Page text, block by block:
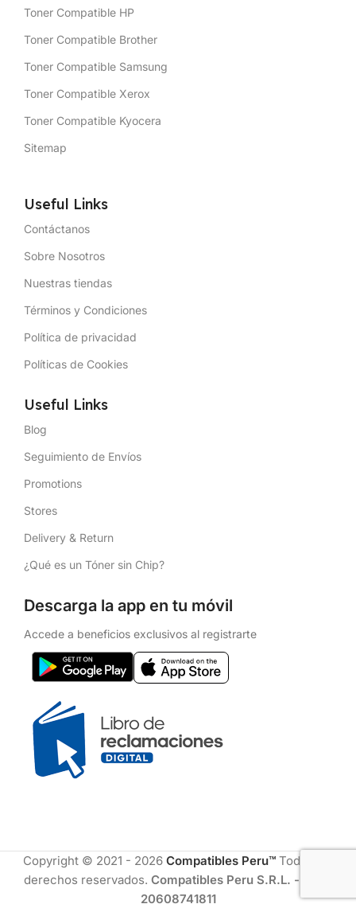
Toner Compatible HP
Toner Compatible Brother
Toner Compatible Samsung
Toner Compatible Xerox
Toner Compatible Kyocera
Sitemap
Useful Links
Contáctanos
Sobre Nosotros
Nuestras tiendas
Términos y Condiciones
Política de privacidad
Políticas de Cookies
Useful Links
Blog
Seguimiento de Envíos
Promotions
Stores
Delivery & Return
¿Qué es un Tóner sin Chip?
Descarga la app en tu móvil
Accede a beneficios exclusivos al registrarte
Copyright © 2021 - 2026 Compatibles Peru™Todos los
derechos reservados. Compatibles Peru S.R.L. - RUC:
20608741811